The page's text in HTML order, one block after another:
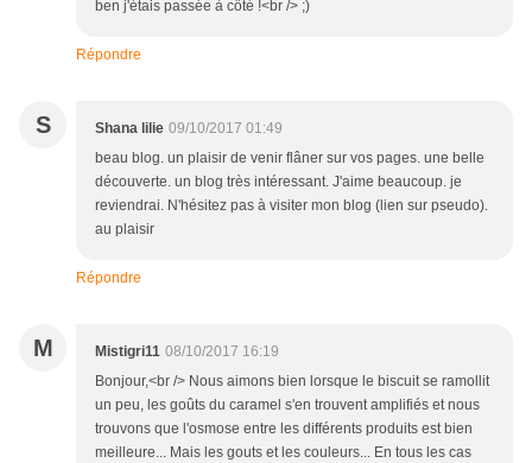
ben j'étais passée à côté !<br /> ;)
Répondre
S Shana lilie 09/10/2017 01:49
beau blog. un plaisir de venir flâner sur vos pages. une belle
découverte. un blog très intéressant. J'aime beaucoup. je
reviendrai. N'hésitez pas à visiter mon blog (lien sur pseudo).
au plaisir
Répondre
M Mistigri11 08/10/2017 16:19
Bonjour,<br /> Nous aimons bien lorsque le biscuit se ramollit
un peu, les goûts du caramel s'en trouvent amplifiés et nous
trouvons que l'osmose entre les différents produits est bien
meilleure... Mais les gouts et les couleurs... En tous les cas